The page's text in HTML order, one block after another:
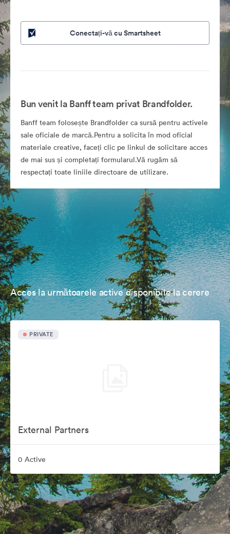
Conectați-vă cu Smartsheet
Bun venit la Banff team privat Brandfolder.
Banff team folosește Brandfolder ca sursă pentru activele
sale oficiale de marcă.Pentru a solicita în mod oficial
materiale creative, faceți clic pe linkul de solicitare acces
de mai sus și completați formularul.Vă rugăm să
respectați toate liniile directoare de utilizare.
Acces la următoarele active disponibile la cerere
PRIVATE
External Partners
0 Active